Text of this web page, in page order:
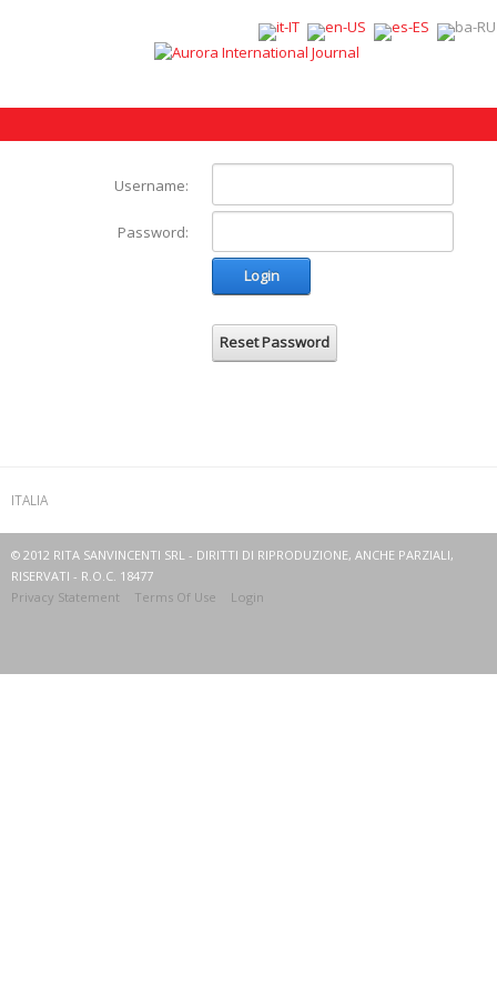
Username:
Password:
Login
Reset Password
ITALIA
© 2012 RITA SANVINCENTI SRL - DIRITTI DI RIPRODUZIONE, ANCHE PARZIALI,
RISERVATI - R.O.C. 18477
Privacy Statement
Terms Of Use Login